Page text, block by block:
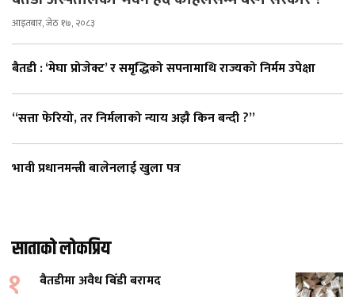
आइतबार, जेठ १७, २०८३
बैतडी : ‘मेघा प्रोजेक्ट’ र समृद्धिको सपनामाथि राज्यको निर्मम उपेक्षा
“सत्ता फेरियो, तर निर्मलाको न्याय अझै किन बन्दी ?”
भावी प्रधानमन्त्री बालेनलाई खुला पत्र
साताको लोकप्रिय
१ बैतडीमा अवैध बिँडी बरामद